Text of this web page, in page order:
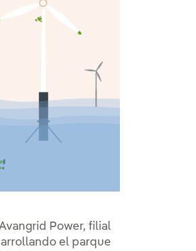
Power, filial
el parque